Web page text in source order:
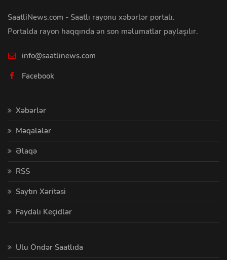
SaatliNews.com - Saatlı rayonu xəbərlər portalı.
Portalda rayon haqqında ən son məlumatlar paylaşılır.
info@saatlinews.com
Facebook
Xəbərlər
Məqalələr
Əlaqə
RSS
Saytın Xəritəsi
Faydalı Keçidlər
Ulu Öndər Saatlıda